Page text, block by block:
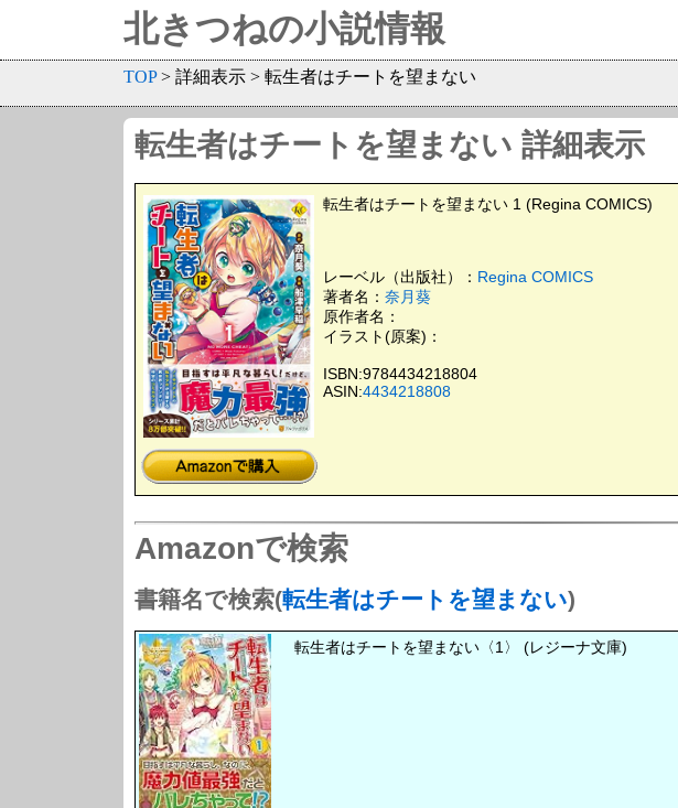
北きつねの小説情報
TOP > 詳細表示 > 転生者はチートを望まない
転生者はチートを望まない 詳細表示
転生者はチートを望まない 1 (Regina COMICS)
レーベル（出版社）： Regina COMICS
著者名： 奈月葵
原作者名：
イラスト(原案)：
ISBN:9784434218804
ASIN:4434218808
Amazonで検索
書籍名で検索(転生者はチートを望まない)
転生者はチートを望まない〈1〉 (レジーナ文庫)